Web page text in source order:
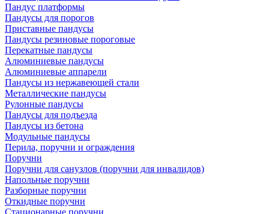
Пандус платформы
Пандусы для порогов
Приставные пандусы
Пандусы резиновые пороговые
Перекатные пандусы
Алюминиевые пандусы
Алюминиевые аппарели
Пандусы из нержавеющей стали
Металлические пандусы
Рулонные пандусы
Пандусы для подъезда
Пандусы из бетона
Модульные пандусы
Перила, поручни и ограждения
Поручни
Поручни для санузлов (поручни для инвалидов)
Напольные поручни
Разборные поручни
Откидные поручни
Стационарные поручни